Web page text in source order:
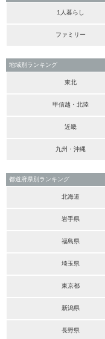
1人暮らし
ファミリー
地域別ランキング
東北
甲信越・北陸
近畿
九州・沖縄
都道府県別ランキング
北海道
岩手県
福島県
埼玉県
東京都
新潟県
長野県